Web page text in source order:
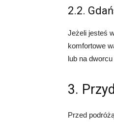
2.2.
Jeżeli jesteś
komfortowe
lub na
3.
Przed